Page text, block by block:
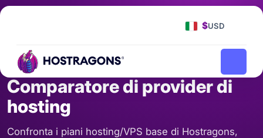
$USD
Comparatore di provider di
hosting
Confronta i piani hosting/VPS base di Hostragons,